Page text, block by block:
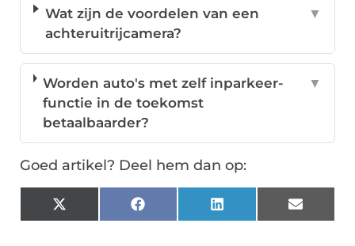
Wat zijn de voordelen van een
achteruitrijcamera?
▼
Worden auto's met zelf inparkeer-
functie in de toekomst
betaalbaarder?
▼
Goed artikel? Deel hem dan op:
X
(Twitter)
Facebook LinkedIn Email